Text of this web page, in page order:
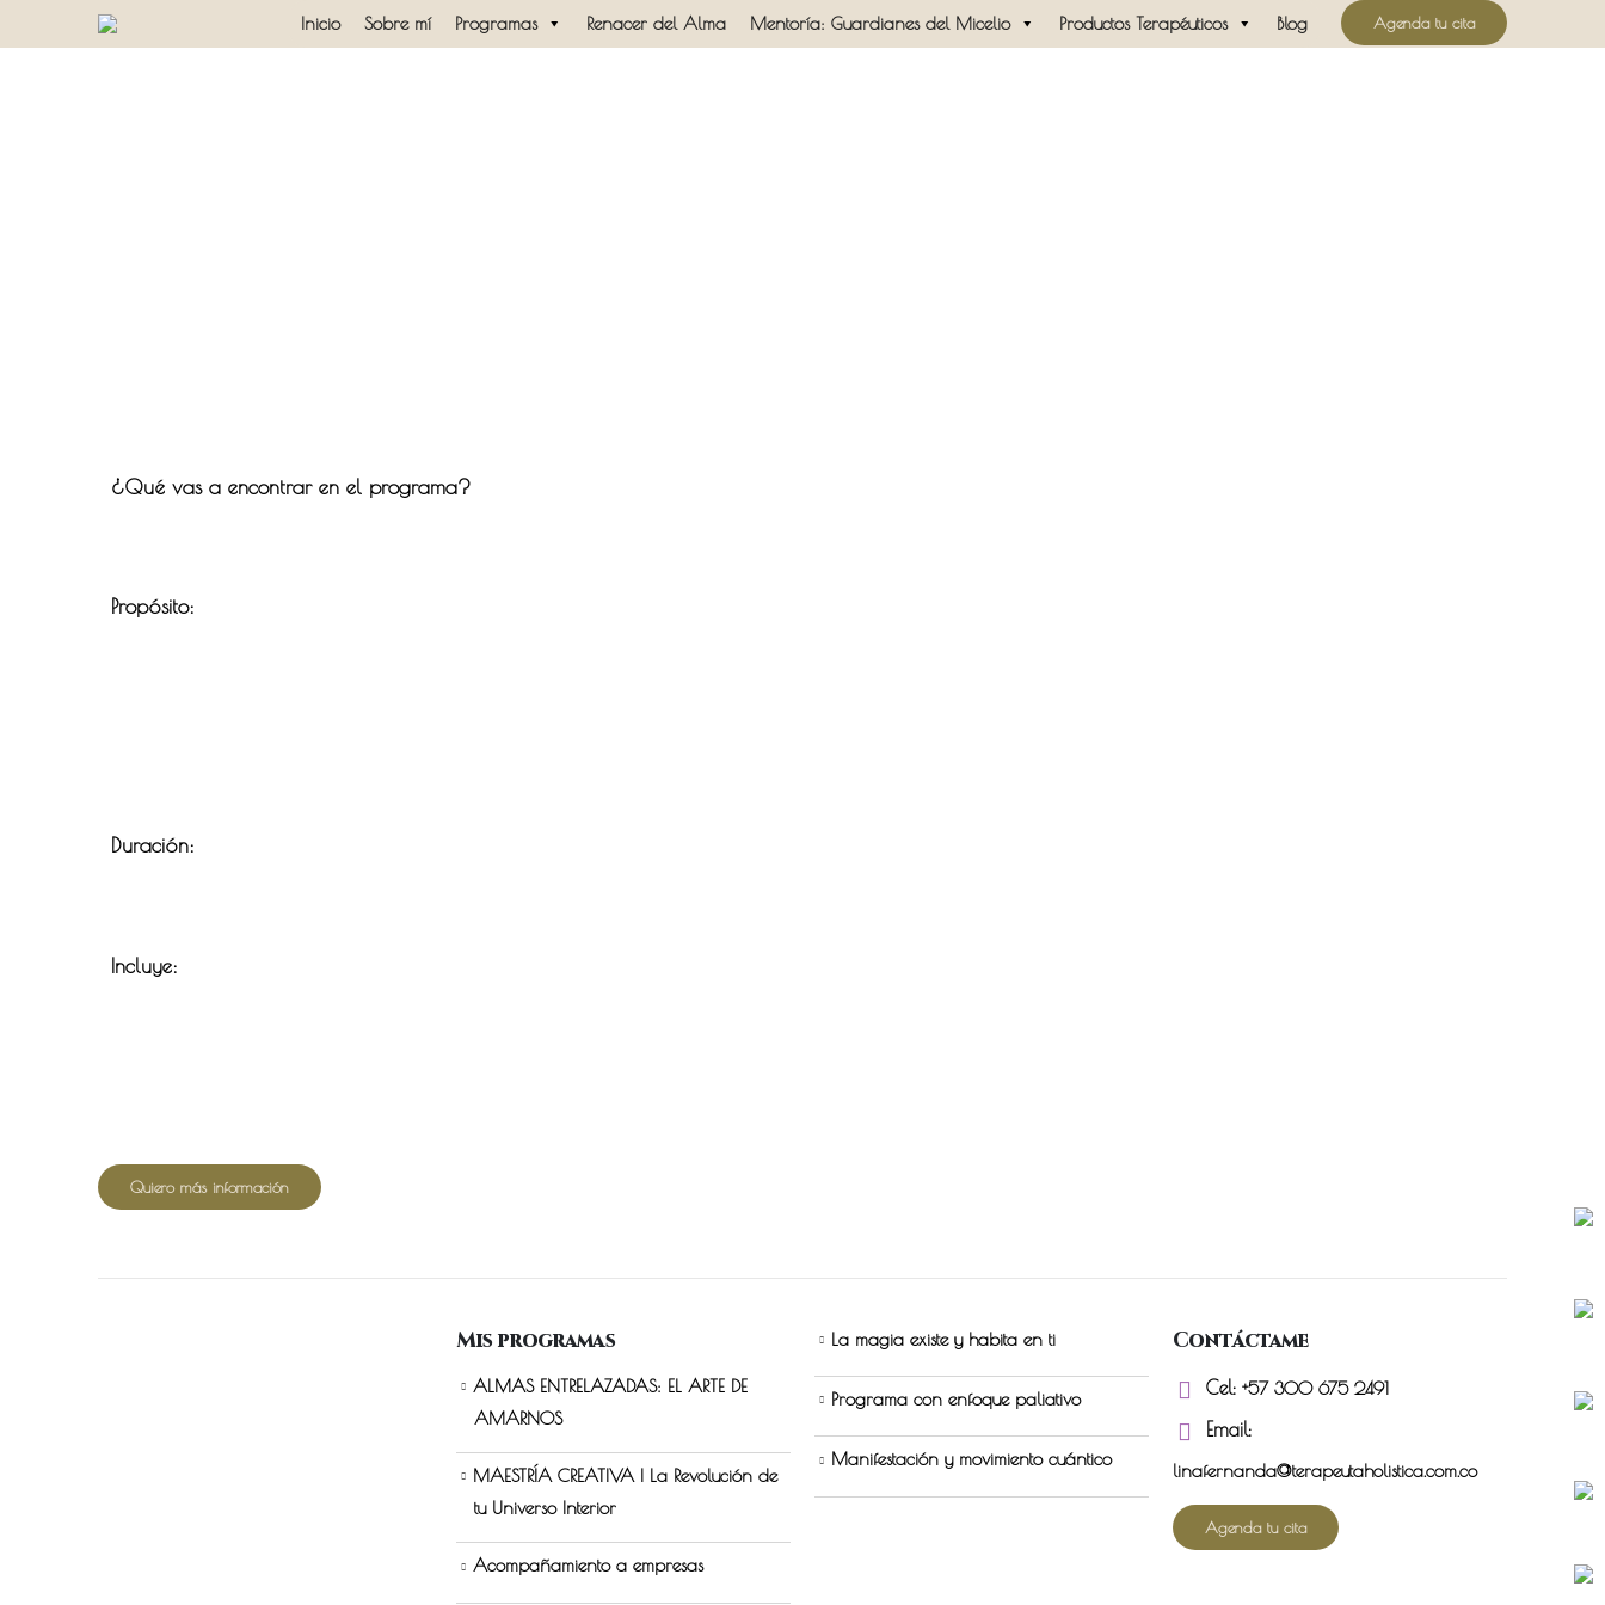
Inicio Sobre mí Programas Renacer del Alma Mentoría: Guardianes del Micelio Productos Terapéuticos Blog Agenda tu cita
¿Qué vas a encontrar en el programa?
Propósito:
Duración:
Incluye:
Quiero más información
Mis programas
ALMAS ENTRELAZADAS: EL ARTE DE
AMARNOS
MAESTRÍA CREATIVA | La Revolución de
tu Universo Interior
Acompañamiento a empresas
La magia existe y habita en ti
Programa con enfoque paliativo
Manifestación y movimiento cuántico
Contáctame
Cel: +57 300 675 2491
Email:
linafernanda@terapeutaholistica.com.co
Agenda tu cita